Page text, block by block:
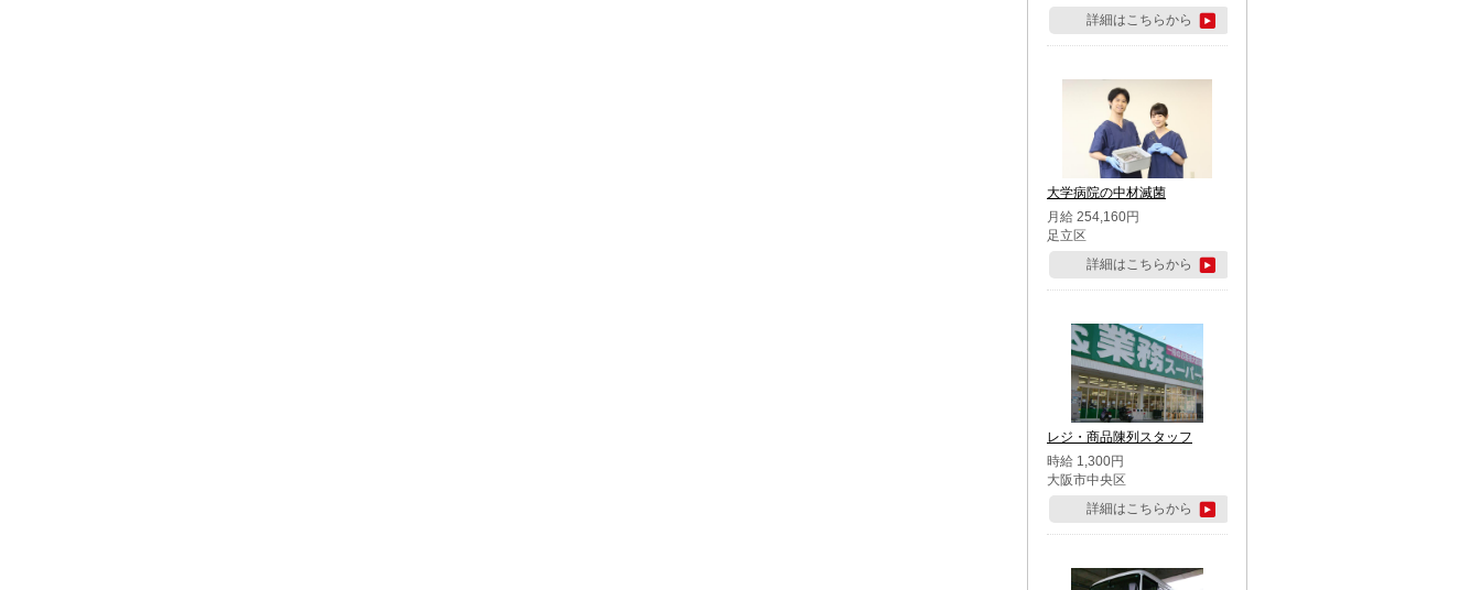
詳細はこちらから
大学病院の中材滅菌
月給 254,160円
足立区
詳細はこちらから
レジ・商品陳列スタッフ
時給 1,300円
大阪市中央区
詳細はこちらから